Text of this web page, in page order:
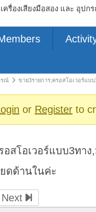
รื่องเสียงมือสอง และ อุปก
รณ์ ขาย3รายการ;ครอสโอเวอร์แบ
or Registerto
อสโอเวอร์แบบ3ทา
ยดด้านในค่ะ
Next